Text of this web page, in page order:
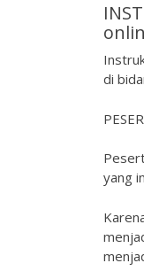
di
yang